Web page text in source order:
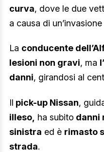
curva, dove le due
a causa di
La conducente
lesioni non gravi, ma
danni, girandosi al
Il pick-up Nissan,
illeso, ha subito danni
sinistra ed è rimasto
strada.